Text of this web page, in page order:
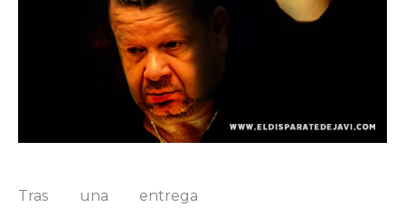
Tras una entrega